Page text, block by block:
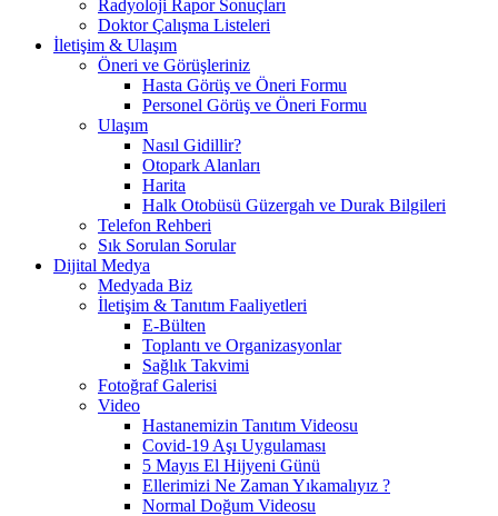
Radyoloji Rapor Sonuçları
Doktor Çalışma Listeleri
İletişim & Ulaşım
Öneri ve Görüşleriniz
Hasta Görüş ve Öneri Formu
Personel Görüş ve Öneri Formu
Ulaşım
Nasıl Gidillir?
Otopark Alanları
Harita
Halk Otobüsü Güzergah ve Durak Bilgileri
Telefon Rehberi
Sık Sorulan Sorular
Dijital Medya
Medyada Biz
İletişim & Tanıtım Faaliyetleri
E-Bülten
Toplantı ve Organizasyonlar
Sağlık Takvimi
Fotoğraf Galerisi
Video
Hastanemizin Tanıtım Videosu
Covid-19 Aşı Uygulaması
5 Mayıs El Hijyeni Günü
Ellerimizi Ne Zaman Yıkamalıyız ?
Normal Doğum Videosu